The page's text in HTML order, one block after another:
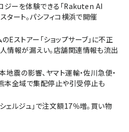
ジーを体験できる「Rakuten AI
ート。パシフィコ横浜で開催
Eストアー「ショップサーブ」に不正
情報が漏えい。店舗関連情報も流出
地震の影響、ヤマト運輸・佐川急便・
本全域で集配停止や引受停止も
ェルジュ」で注文額17％増。買い物